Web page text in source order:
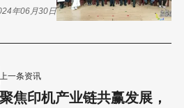
一条资讯
焦印机产业链共赢发展，
年06月30日